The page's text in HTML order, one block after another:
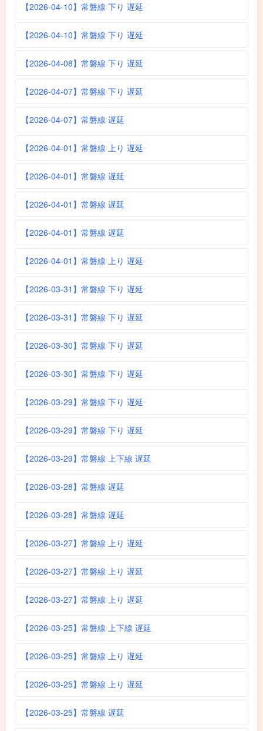
【2026-04-10】常磐線 下り 遅延
【2026-04-10】常磐線 下り 遅延
【2026-04-08】常磐線 下り 遅延
【2026-04-07】常磐線 下り 遅延
【2026-04-07】常磐線 遅延
【2026-04-01】常磐線 上り 遅延
【2026-04-01】常磐線 遅延
【2026-04-01】常磐線 遅延
【2026-04-01】常磐線 遅延
【2026-04-01】常磐線 上り 遅延
【2026-03-31】常磐線 下り 遅延
【2026-03-31】常磐線 下り 遅延
【2026-03-30】常磐線 下り 遅延
【2026-03-30】常磐線 下り 遅延
【2026-03-29】常磐線 下り 遅延
【2026-03-29】常磐線 下り 遅延
【2026-03-29】常磐線 上下線 遅延
【2026-03-28】常磐線 遅延
【2026-03-28】常磐線 遅延
【2026-03-27】常磐線 上り 遅延
【2026-03-27】常磐線 上り 遅延
【2026-03-27】常磐線 上り 遅延
【2026-03-25】常磐線 上下線 遅延
【2026-03-25】常磐線 上り 遅延
【2026-03-25】常磐線 上り 遅延
【2026-03-25】常磐線 遅延